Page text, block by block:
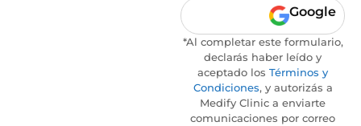
Google
*Al completar este formulario,
declarás haber leído y
aceptado los Términos y
Condiciones, y autorizás a
Medify Clinic a enviarte
comunicaciones por correo